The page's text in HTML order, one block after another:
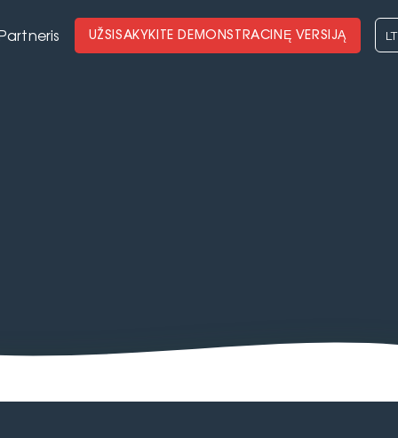
UŽSISAKYKITE DEMONSTRACINĘ VERSIJĄ LT